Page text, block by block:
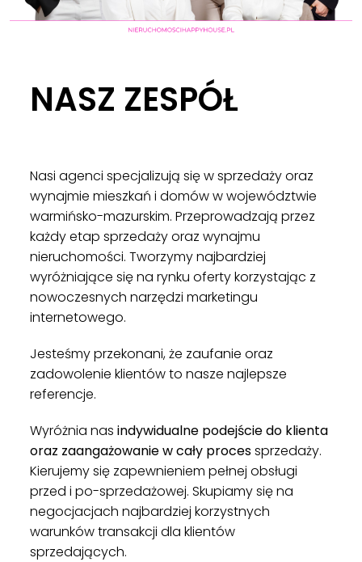
NASZ ZESPÓŁ
Nasi agenci specjalizują się w sprzedaży oraz
wynajmie mieszkań i domów w województwie
warmińsko-mazurskim. Przeprowadzają przez
każdy etap sprzedaży oraz wynajmu
nieruchomości. Tworzymy najbardziej
wyróżniające się na rynku oferty korzystając z
nowoczesnych narzędzi marketingu
internetowego.
Jesteśmy przekonani, że zaufanie oraz
zadowolenie klientów to nasze najlepsze
referencje.
Wyróżnia nasindywidualne podejście do klienta
oraz zaangażowanie w cały processprzedaży.
Kierujemy się zapewnieniem pełnej obsługi
przed i po-sprzedażowej. Skupiamy się na
negocjacjach najbardziej korzystnych
warunków transakcji dla klientów
sprzedających.